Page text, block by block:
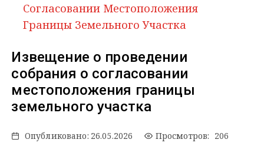
Согласовании Местоположения
Границы Земельного Участка
Извещение о проведении
собрания о согласовании
местоположения границы
земельного участка
Опубликовано: 26.05.2026 Просмотров: 206